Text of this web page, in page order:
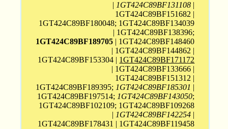
| 1GT424C89BF131108 |
1GT424C89BF151682 |
1GT424C89BF180048; 1GT424C89BF134039
| 1GT424C89BF138396;
1GT424C89BF189705 | 1GT424C89BF148460
| 1GT424C89BF144862 |
1GT424C89BF153304 | 1GT424C89BF171172
| 1GT424C89BF133666 |
1GT424C89BF151312 |
1GT424C89BF189395; 1GT424C89BF185301 |
1GT424C89BF197514; 1GT424C89BF143050;
1GT424C89BF102109; 1GT424C89BF109268
| 1GT424C89BF142254 |
1GT424C89BF178431 | 1GT424C89BF119458